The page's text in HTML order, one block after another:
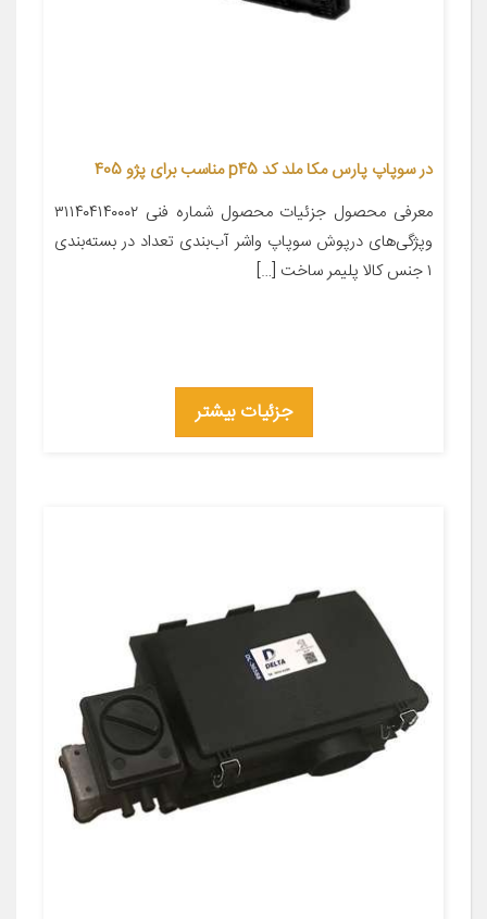
در سوپاپ پارس مکا ملد کد p45 مناسب برای پژو 405
معرفی محصول جزئیات محصول شماره فنی ۳۱۱۴۰۴۱۴۰۰۰۲
وپژگی‌های درپوش سوپاپ واشر آب‌بندی تعداد در بسته‌بندی
۱ جنس کالا پلیمر ساخت […]
جزئیات بیشتر